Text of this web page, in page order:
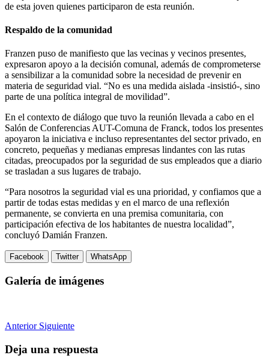
de esta joven quienes participaron de esta reunión.
Respaldo de la comunidad
Franzen puso de manifiesto que las vecinas y vecinos presentes,
expresaron apoyo a la decisión comunal, además de comprometerse
a sensibilizar a la comunidad sobre la necesidad de prevenir en
materia de seguridad vial. “No es una medida aislada -insistió-, sino
parte de una política integral de movilidad”.
En el contexto de diálogo que tuvo la reunión llevada a cabo en el
Salón de Conferencias AUT-Comuna de Franck, todos los presentes
apoyaron la iniciativa e incluso representantes del sector privado, en
concreto, pequeñas y medianas empresas lindantes con las rutas
citadas, preocupados por la seguridad de sus empleados que a diario
se trasladan a sus lugares de trabajo.
“Para nosotros la seguridad vial es una prioridad, y confiamos que a
partir de todas estas medidas y en el marco de una reflexión
permanente, se convierta en una premisa comunitaria, con
participación efectiva de los habitantes de nuestra localidad”,
concluyó Damián Franzen.
Facebook Twitter WhatsApp
Galería de imágenes
Anterior Siguiente
Deja una respuesta